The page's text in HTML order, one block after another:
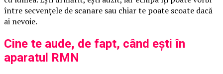
între secvențele de scanare sau chiar te poate scoate dacă
ai nevoie.
Cine te aude, de fapt, când ești în
aparatul RMN